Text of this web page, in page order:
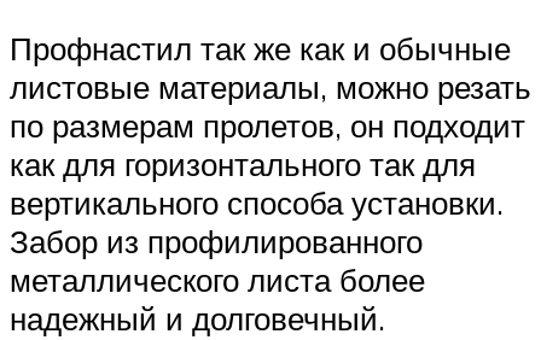
Профнастил так же как и обычные
листовые материалы, можно резать
по размерам пролетов, он подходит
как для горизонтального так для
вертикального способа установки.
Забор из профилированного
металлического листа более
надежный и долговечный.